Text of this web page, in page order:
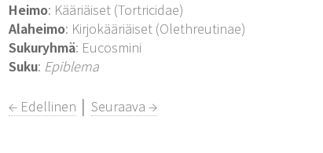
Heimo: Kääriäiset (Tortricidae)
Alaheimo: Kirjokääriäiset (Olethreutinae)
Sukuryhmä: Eucosmini
Suku: Epiblema
← Edellinen │Seuraava →